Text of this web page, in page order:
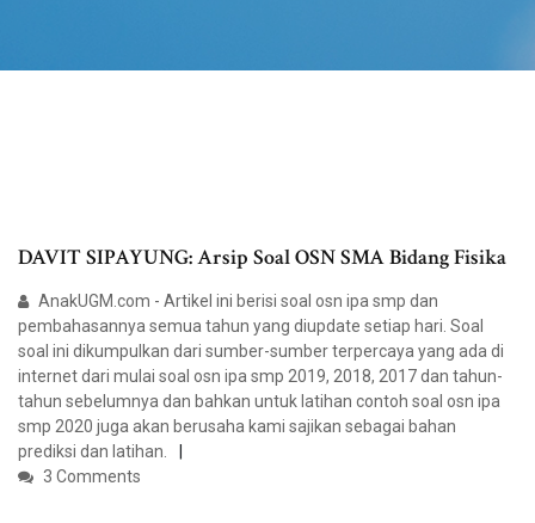
DAVIT SIPAYUNG: Arsip Soal OSN SMA Bidang Fisika
AnakUGM.com - Artikel ini berisi soal osn ipa smp dan
pembahasannya semua tahun yang diupdate setiap hari. Soal
soal ini dikumpulkan dari sumber-sumber terpercaya yang ada di
internet dari mulai soal osn ipa smp 2019, 2018, 2017 dan tahun-
tahun sebelumnya dan bahkan untuk latihan contoh soal osn ipa
smp 2020 juga akan berusaha kami sajikan sebagai bahan
prediksi dan latihan.
3 Comments